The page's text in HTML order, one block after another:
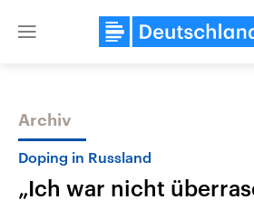
Close
Themen
Archiv
Doping in Russland
„Ich war nicht